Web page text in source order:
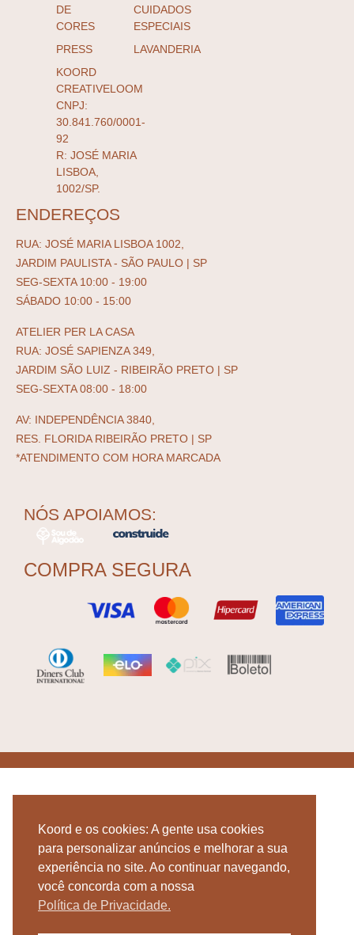
DE
CORES
PRESS
KOORD
CREATIVELOOM
CNPJ:
30.841.760/0001-
92
R: JOSÉ MARIA
LISBOA,
1002/SP.
CUIDADOS
ESPECIAIS
LAVANDERIA
ENDEREÇOS
RUA: JOSÉ MARIA LISBOA 1002,
JARDIM PAULISTA - SÃO PAULO | SP
SEG-SEXTA 10:00 - 19:00
SÁBADO 10:00 - 15:00
ATELIER PER LA CASA
RUA: JOSÉ SAPIENZA 349,
JARDIM SÃO LUIZ - RIBEIRÃO PRETO | SP
SEG-SEXTA 08:00 - 18:00
AV: INDEPENDÊNCIA 3840,
RES. FLORIDA RIBEIRÃO PRETO | SP
*ATENDIMENTO COM HORA MARCADA
NÓS APOIAMOS:
COMPRA SEGURA
Koord e os cookies: A gente usa cookies
para personalizar anúncios e melhorar a sua
experiência no site. Ao continuar navegando,
você concorda com a nossa
Política de Privacidade.